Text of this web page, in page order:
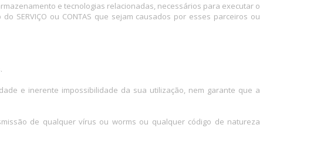
e tecnologias relacionadas, necessários para executar o
ou CONTAS que sejam causados por esses parceiros ou
e inerente impossibilidade da sua utilização, nem garante que a
de qualquer vírus ou worms ou qualquer código de natureza